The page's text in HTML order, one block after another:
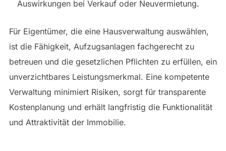
Auswirkungen bei Verkauf oder Neuvermietung.
Für Eigentümer, die eine Hausverwaltung auswählen,
ist die Fähigkeit, Aufzugsanlagen fachgerecht zu
betreuen und die gesetzlichen Pflichten zu erfüllen, ein
unverzichtbares Leistungsmerkmal. Eine kompetente
Verwaltung minimiert Risiken, sorgt für transparente
Kostenplanung und erhält langfristig die Funktionalität
und Attraktivität der Immobilie.